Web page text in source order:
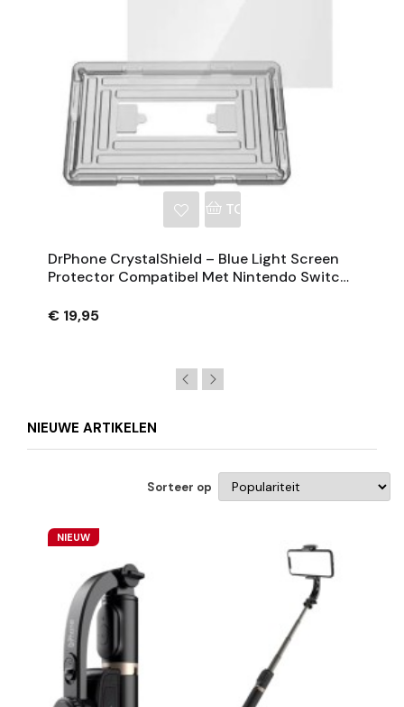
TOEVOEGEN AAN
DrPhone CrystalShield – Blue Light Screen
Protector Compatibel Met Nintendo Switch
€ 19,95
NIEUWE ARTIKELEN
Sorteer op
NIEUW